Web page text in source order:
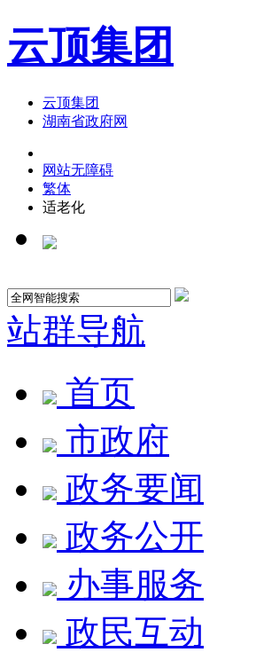
云顶集团
云顶集团
湖南省政府网
网站无障碍
繁体
适老化
站群导航
首页
市政府
政务要闻
政务公开
办事服务
政民互动